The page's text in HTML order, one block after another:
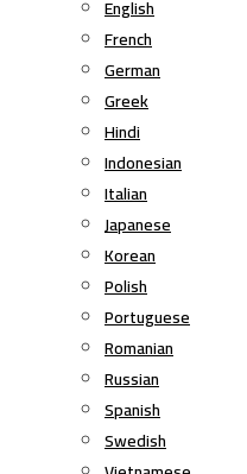
English
French
German
Greek
Hindi
Indonesian
Italian
Japanese
Korean
Polish
Portuguese
Romanian
Russian
Spanish
Swedish